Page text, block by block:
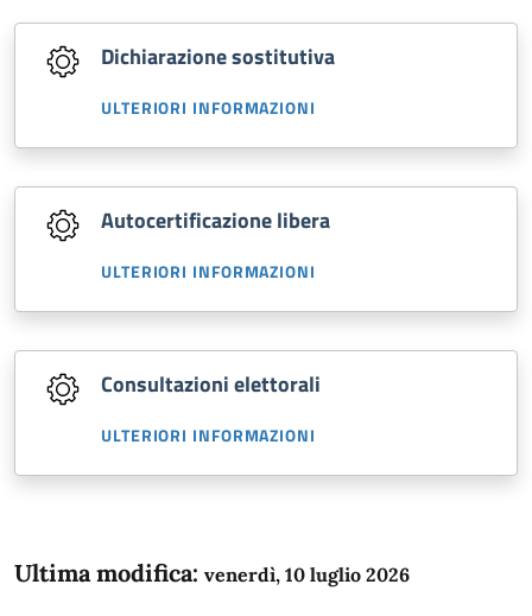
Dichiarazione sostitutiva
ULTERIORI INFORMAZIONI
Autocertificazione libera
ULTERIORI INFORMAZIONI
Consultazioni elettorali
ULTERIORI INFORMAZIONI
Ultima modifica: venerdì, 10 luglio 2026